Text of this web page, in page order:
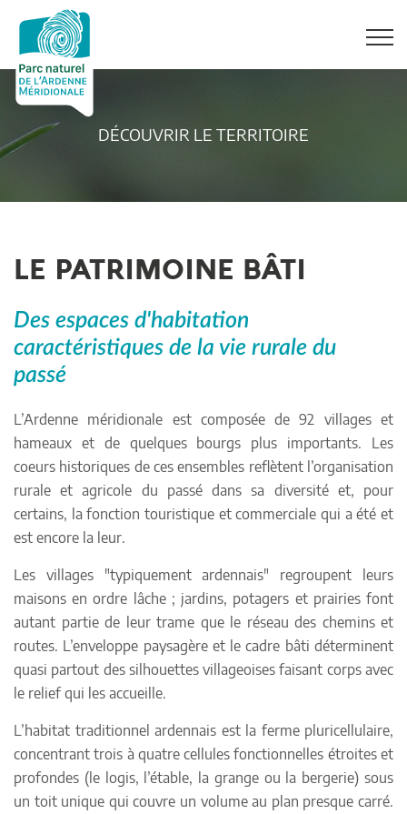
DÉCOUVRIR LE TERRITOIRE
LE PATRIMOINE BÂTI
Des espaces d'habitation
caractéristiques de la vie rurale du
passé
L’Ardenne méridionale est composée de 92 villages et
hameaux et de quelques bourgs plus importants. Les
coeurs historiques de ces ensembles reflètent l’organisation
rurale et agricole du passé dans sa diversité et, pour
certains, la fonction touristique et commerciale qui a été et
est encore la leur.
Les villages "typiquement ardennais" regroupent leurs
maisons en ordre lâche ; jardins, potagers et prairies font
autant partie de leur trame que le réseau des chemins et
routes. L’enveloppe paysagère et le cadre bâti déterminent
quasi partout des silhouettes villageoises faisant corps avec
le relief qui les accueille.
L’habitat traditionnel ardennais est la ferme pluricellulaire,
concentrant trois à quatre cellules fonctionnelles étroites et
profondes (le logis, l’étable, la grange ou la bergerie) sous
un toit unique qui couvre un volume au plan presque carré.